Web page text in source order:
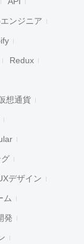
ンジニア
Redux
想通貨
デザイン
ム
発